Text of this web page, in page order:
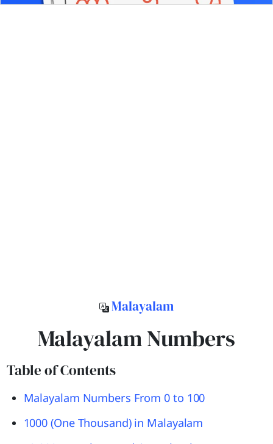
Malayalam
Malayalam Numbers
Table of Contents
Malayalam Numbers From 0 to 100
1000 (One Thousand) in Malayalam